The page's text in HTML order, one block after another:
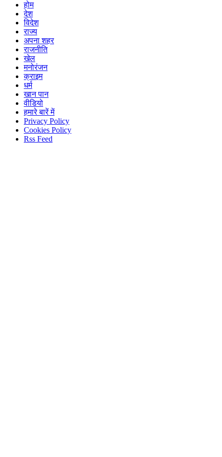
होम
देश
विदेश
राज्य
अपना शहर
राजनीति
खेल
मनोरंजन
क्राइम
धर्म
खान पान
वीडियो
हमारे बारें में
Privacy Policy
Cookies Policy
Rss Feed